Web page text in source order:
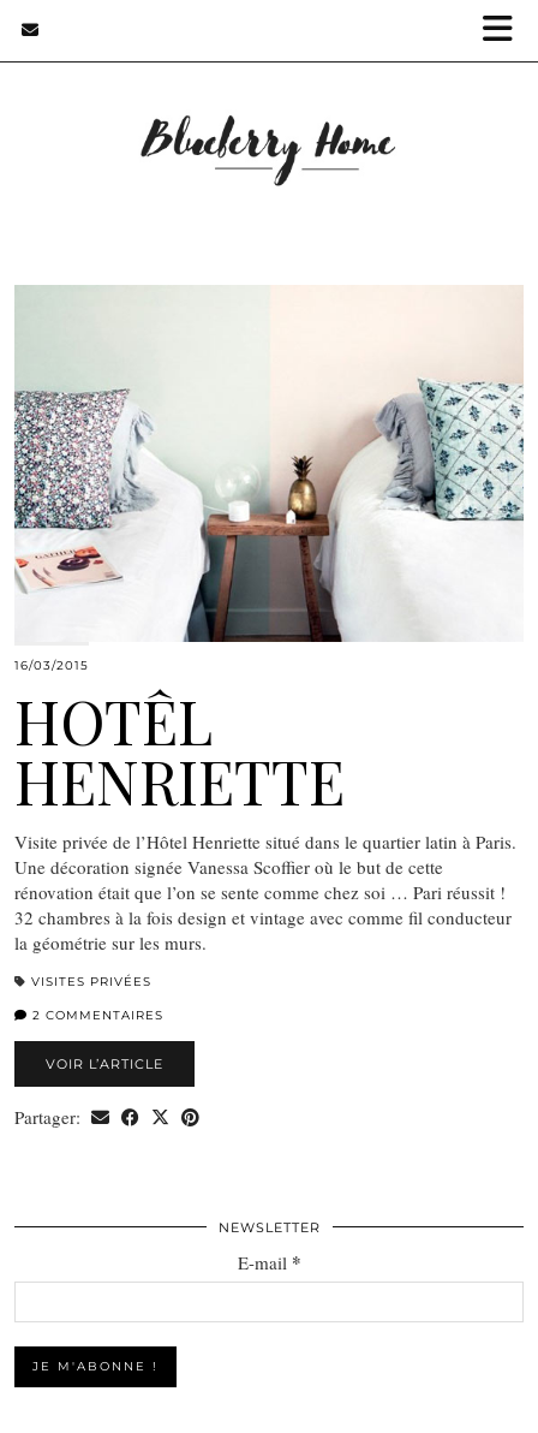
16/03/2015
HOTÊL
HENRIETTE
Visite privée de l’Hôtel Henriette situé dans le quartier latin à Paris.
Une décoration signée Vanessa Scoffier où le but de cette
rénovation était que l’on se sente comme chez soi … Pari réussit !
32 chambres à la fois design et vintage avec comme fil conducteur
la géométrie sur les murs.
VISITES PRIVÉES
2 COMMENTAIRES
VOIR L’ARTICLE
Partager:
NEWSLETTER
E-mail *